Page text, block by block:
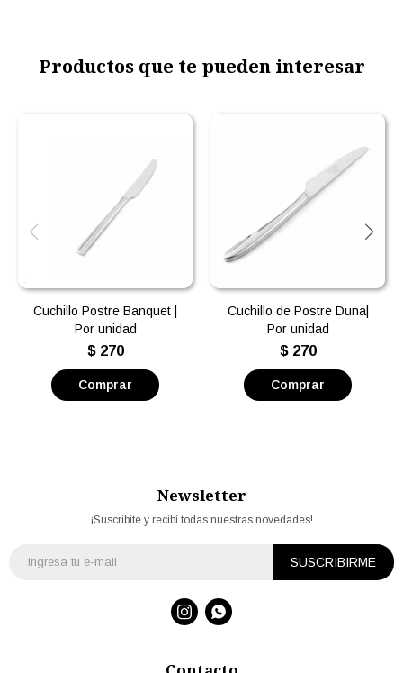
Productos que te pueden interesar
Cuchillo Postre Banquet |
Por unidad
$ 270
Cuchillo de Postre Duna|
Por unidad
$ 270
Newsletter
¡Suscribite y recibí todas nuestras novedades!
SUSCRIBIRME
 